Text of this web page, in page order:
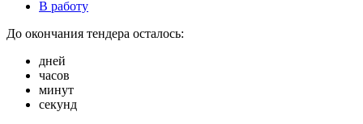
В работу
До окончания тендера осталось:
дней
часов
минут
секунд